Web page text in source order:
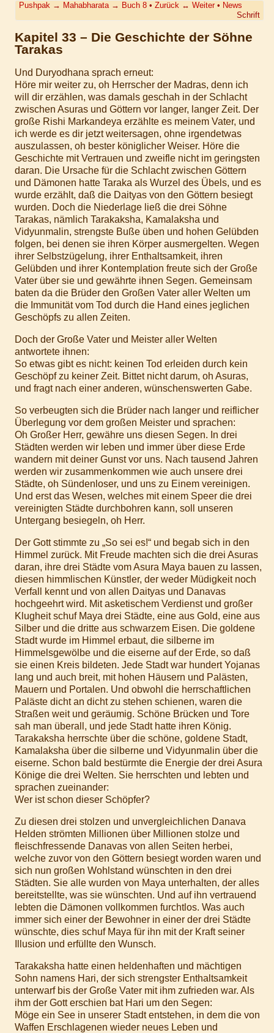
Pushpak → Mahabharata → Buch 8 •Zurück ↔ Weiter• News
Schrift
Kapitel 33 – Die Geschichte der Söhne
Tarakas
Und Duryodhana sprach erneut:
Höre mir weiter zu, oh Herrscher der Madras, denn ich
will dir erzählen, was damals geschah in der Schlacht
zwischen Asuras und Göttern vor langer, langer Zeit. Der
große Rishi Markandeya erzählte es meinem Vater, und
ich werde es dir jetzt weitersagen, ohne irgendetwas
auszulassen, oh bester königlicher Weiser. Höre die
Geschichte mit Vertrauen und zweifle nicht im geringsten
daran. Die Ursache für die Schlacht zwischen Göttern
und Dämonen hatte Taraka als Wurzel des Übels, und es
wurde erzählt, daß die Daityas von den Göttern besiegt
wurden. Doch die Niederlage ließ die drei Söhne
Tarakas, nämlich Tarakaksha, Kamalaksha und
Vidyunmalin, strengste Buße üben und hohen Gelübden
folgen, bei denen sie ihren Körper ausmergelten. Wegen
ihrer Selbstzügelung, ihrer Enthaltsamkeit, ihren
Gelübden und ihrer Kontemplation freute sich der Große
Vater über sie und gewährte ihnen Segen. Gemeinsam
baten da die Brüder den Großen Vater aller Welten um
die Immunität vom Tod durch die Hand eines jeglichen
Geschöpfs zu allen Zeiten.
Doch der Große Vater und Meister aller Welten
antwortete ihnen:
So etwas gibt es nicht: keinen Tod erleiden durch kein
Geschöpf zu keiner Zeit. Bittet nicht darum, oh Asuras,
und fragt nach einer anderen, wünschenswerten Gabe.
So verbeugten sich die Brüder nach langer und reiflicher
Überlegung vor dem großen Meister und sprachen:
Oh Großer Herr, gewähre uns diesen Segen. In drei
Städten werden wir leben und immer über diese Erde
wandern mit deiner Gunst vor uns. Nach tausend Jahren
werden wir zusammenkommen wie auch unsere drei
Städte, oh Sündenloser, und uns zu Einem vereinigen.
Und erst das Wesen, welches mit einem Speer die drei
vereinigten Städte durchbohren kann, soll unseren
Untergang besiegeln, oh Herr.
Der Gott stimmte zu „So sei es!“ und begab sich in den
Himmel zurück. Mit Freude machten sich die drei Asuras
daran, ihre drei Städte vom Asura Maya bauen zu lassen,
diesen himmlischen Künstler, der weder Müdigkeit noch
Verfall kennt und von allen Daityas und Danavas
hochgeehrt wird. Mit asketischem Verdienst und großer
Klugheit schuf Maya drei Städte, eine aus Gold, eine aus
Silber und die dritte aus schwarzem Eisen. Die goldene
Stadt wurde im Himmel erbaut, die silberne im
Himmelsgewölbe und die eiserne auf der Erde, so daß
sie einen Kreis bildeten. Jede Stadt war hundert Yojanas
lang und auch breit, mit hohen Häusern und Palästen,
Mauern und Portalen. Und obwohl die herrschaftlichen
Paläste dicht an dicht zu stehen schienen, waren die
Straßen weit und geräumig. Schöne Brücken und Tore
sah man überall, und jede Stadt hatte ihren König.
Tarakaksha herrschte über die schöne, goldene Stadt,
Kamalaksha über die silberne und Vidyunmalin über die
eiserne. Schon bald bestürmte die Energie der drei Asura
Könige die drei Welten. Sie herrschten und lebten und
sprachen zueinander:
Wer ist schon dieser Schöpfer?
Zu diesen drei stolzen und unvergleichlichen Danava
Helden strömten Millionen über Millionen stolze und
fleischfressende Danavas von allen Seiten herbei,
welche zuvor von den Göttern besiegt worden waren und
sich nun großen Wohlstand wünschten in den drei
Städten. Sie alle wurden von Maya unterhalten, der alles
bereitstellte, was sie wünschten. Und auf ihn vertrauend
lebten die Dämonen vollkommen furchtlos. Was auch
immer sich einer der Bewohner in einer der drei Städte
wünschte, dies schuf Maya für ihn mit der Kraft seiner
Illusion und erfüllte den Wunsch.
Tarakaksha hatte einen heldenhaften und mächtigen
Sohn namens Hari, der sich strengster Enthaltsamkeit
unterwarf bis der Große Vater mit ihm zufrieden war. Als
ihm der Gott erschien bat Hari um den Segen:
Möge ein See in unserer Stadt entstehen, in dem die von
Waffen Erschlagenen wieder neues Leben und